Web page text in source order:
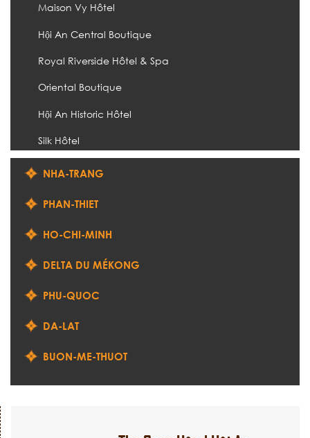
Maison Vy Hôtel
Hội An Central Boutique
Royal Riverside Hôtel & Spa
Oriental Boutique
Hội An Historic Hôtel
Silk Hôtel
NHA-TRANG
PHAN-THIET
HO-CHI-MINH
DELTA DU MÉKONG
PHU-QUOC
DA-LAT
BUON-ME-THUOT